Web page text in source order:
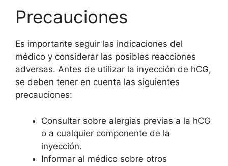
Precauciones
Es importante seguir las indicaciones del
médico y considerar las posibles reacciones
adversas. Antes de utilizar la inyección de hCG,
se deben tener en cuenta las siguientes
precauciones:
Consultar sobre alergias previas a la hCG
o a cualquier componente de la
inyección.
Informar al médico sobre otros